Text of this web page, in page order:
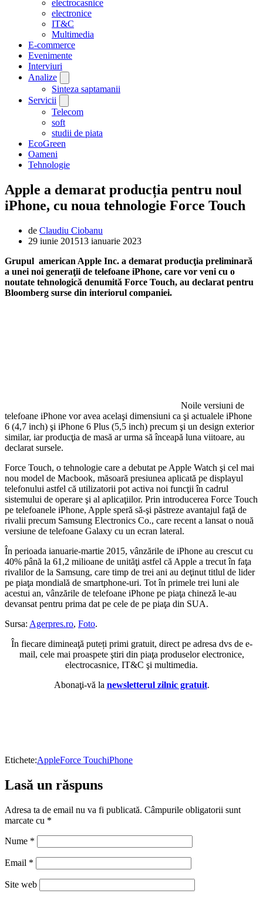
electrocasnice
electronice
IT&C
Multimedia
E-commerce
Evenimente
Interviuri
Analize
Sinteza saptamanii
Servicii
Telecom
soft
studii de piata
EcoGreen
Oameni
Tehnologie
Apple a demarat producția pentru noul
iPhone, cu noua tehnologie Force Touch
de Claudiu Ciobanu
29 iunie 201513 ianuarie 2023
Grupul american Apple Inc. a demarat producţia preliminară
a unei noi generaţii de telefoane iPhone, care vor veni cu o
noutate tehnologică denumită Force Touch, au declarat pentru
Bloomberg surse din interiorul companiei.
Noile versiuni de
telefoane iPhone vor avea acelaşi dimensiuni ca şi actualele iPhone
6 (4,7 inch) şi iPhone 6 Plus (5,5 inch) precum şi un design exterior
similar, iar producţia de masă ar urma să înceapă luna viitoare, au
declarat sursele.
Force Touch, o tehnologie care a debutat pe Apple Watch şi cel mai
nou model de Macbook, măsoară presiunea aplicată pe displayul
telefonului astfel că utilizatorii pot activa noi funcţii în cadrul
sistemului de operare şi al aplicaţiilor. Prin introducerea Force Touch
pe telefoanele iPhone, Apple speră să-şi păstreze avantajul faţă de
rivalii precum Samsung Electronics Co., care recent a lansat o nouă
versiune de telefoane Galaxy cu un ecran lateral.
În perioada ianuarie-martie 2015, vânzările de iPhone au crescut cu
40% până la 61,2 milioane de unităţi astfel că Apple a trecut în faţa
rivalilor de la Samsung, care timp de trei ani au deţinut titlul de lider
pe piaţa mondială de smartphone-uri. Tot în primele trei luni ale
acestui an, vânzările de telefoane iPhone pe piaţa chineză le-au
devansat pentru prima dat pe cele de pe piaţa din SUA.
Sursa: Agerpres.ro, Foto.
În fiecare dimineaţă puteți primi gratuit, direct pe adresa dvs de e-
mail, cele mai proaspete ştiri din piaţa produselor electronice,
electrocasnice, IT&C şi multimedia.
Abonaţi-vă la newsletterul zilnic gratuit.
Etichete:AppleForce TouchiPhone
Lasă un răspuns
Adresa ta de email nu va fi publicată. Câmpurile obligatorii sunt
marcate cu *
Nume *
Email *
Site web